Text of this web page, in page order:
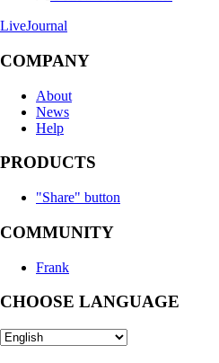
LiveJournal
COMPANY
About
News
Help
PRODUCTS
"Share" button
COMMUNITY
Frank
CHOOSE LANGUAGE